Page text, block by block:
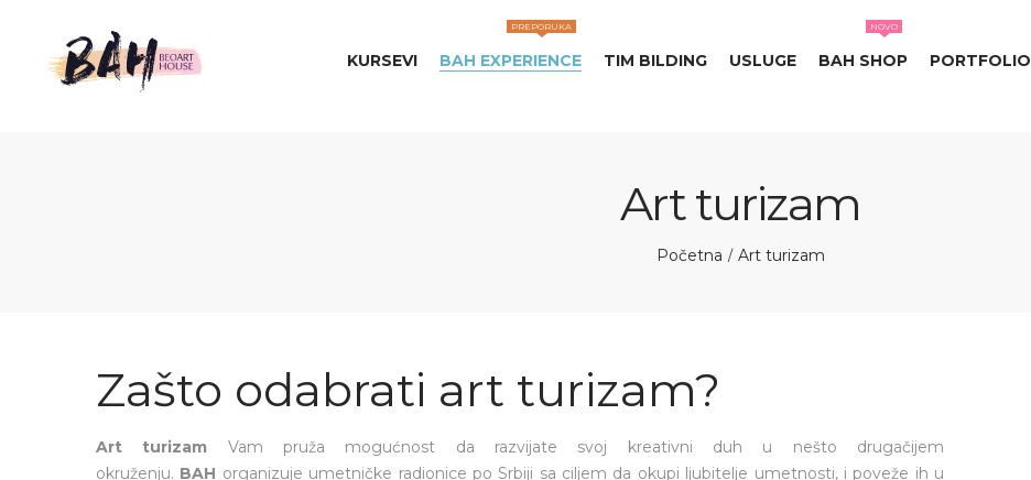
KURSEVI BAH EXPERIENCE
PREPORUKA
TIM BILDING USLUGE BAH SHOP
NOVO
PORTFOLIO
Art turizam
Početna / Art turizam
Zašto odabrati art turizam?
Art turizam Vam pruža mogućnost da razvijate svoj kreativni duh u nešto drugačijem
okruženju. BAH organizuje umetničke radionice po Srbiji sa ciljem da okupi ljubitelje umetnosti, i poveže ih u